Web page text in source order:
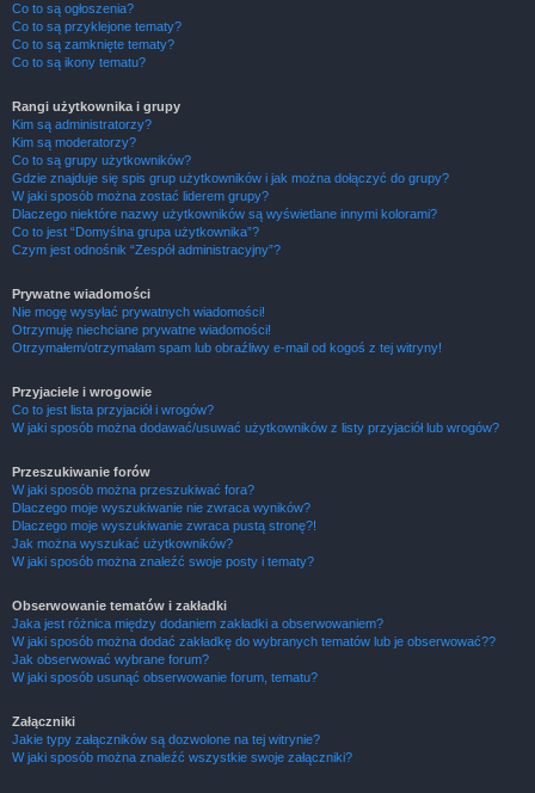
Co to są ogłoszenia?
Co to są przyklejone tematy?
Co to są zamknięte tematy?
Co to są ikony tematu?
Rangi użytkownika i grupy
Kim są administratorzy?
Kim są moderatorzy?
Co to są grupy użytkowników?
Gdzie znajduje się spis grup użytkowników i jak można dołączyć do grupy?
W jaki sposób można zostać liderem grupy?
Dlaczego niektóre nazwy użytkowników są wyświetlane innymi kolorami?
Co to jest “Domyślna grupa użytkownika”?
Czym jest odnośnik “Zespół administracyjny”?
Prywatne wiadomości
Nie mogę wysyłać prywatnych wiadomości!
Otrzymuję niechciane prywatne wiadomości!
Otrzymałem/otrzymałam spam lub obraźliwy e-mail od kogoś z tej witryny!
Przyjaciele i wrogowie
Co to jest lista przyjaciół i wrogów?
W jaki sposób można dodawać/usuwać użytkowników z listy przyjaciół lub wrogów?
Przeszukiwanie forów
W jaki sposób można przeszukiwać fora?
Dlaczego moje wyszukiwanie nie zwraca wyników?
Dlaczego moje wyszukiwanie zwraca pustą stronę?!
Jak można wyszukać użytkowników?
W jaki sposób można znaleźć swoje posty i tematy?
Obserwowanie tematów i zakładki
Jaka jest różnica między dodaniem zakładki a obserwowaniem?
W jaki sposób można dodać zakładkę do wybranych tematów lub je obserwować??
Jak obserwować wybrane forum?
W jaki sposób usunąć obserwowanie forum, tematu?
Załączniki
Jakie typy załączników są dozwolone na tej witrynie?
W jaki sposób można znaleźć wszystkie swoje załączniki?